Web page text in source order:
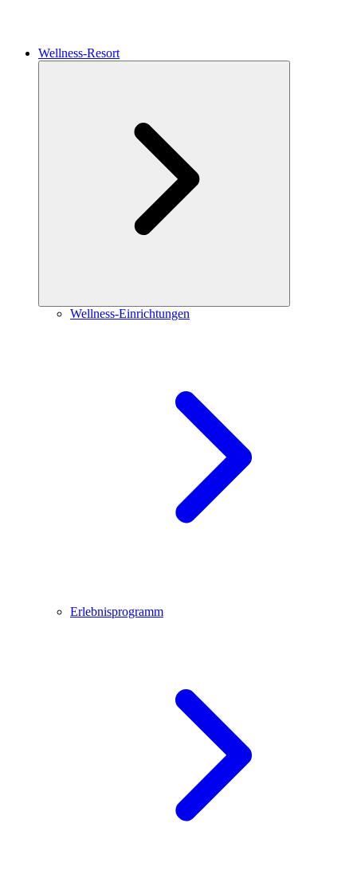
Wellness-Resort
Wellness-Einrichtungen
Erlebnisprogramm